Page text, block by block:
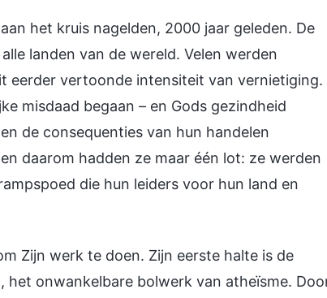
het kruis nagelden, 2000 jaar geleden. De
landen van de wereld. Velen werden
eerder vertoonde intensiteit van vernietiging.
misdaad begaan – en Gods gezindheid
de consequenties van hun handelen
daarom hadden ze maar één lot: ze werden
die hun leiders voor hun land en
Zijn werk te doen. Zijn eerste halte is de
onwankelbare bolwerk van atheïsme.